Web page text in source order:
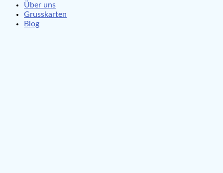
Über uns
Grusskarten
Blog